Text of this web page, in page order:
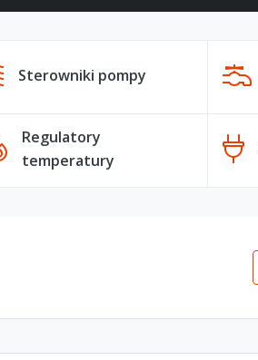
Sterowniki pompy
Regulatory
temperatury